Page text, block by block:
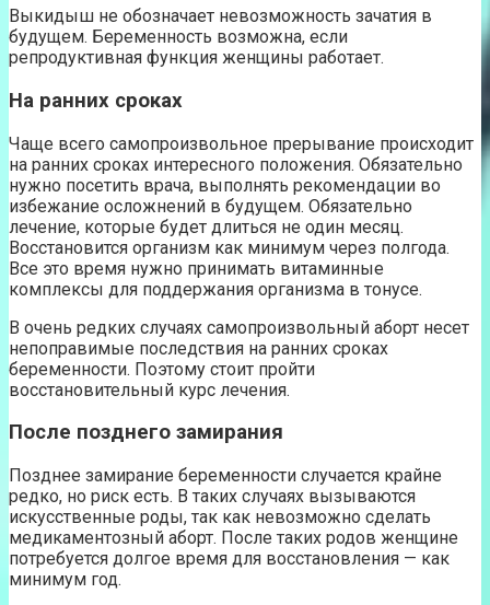
Выкидыш не обозначает невозможность зачатия в
будущем. Беременность возможна, если
репродуктивная функция женщины работает.
На ранних сроках
Чаще всего самопроизвольное прерывание происходит
на ранних сроках интересного положения. Обязательно
нужно посетить врача, выполнять рекомендации во
избежание осложнений в будущем. Обязательно
лечение, которые будет длиться не один месяц.
Восстановится организм как минимум через полгода.
Все это время нужно принимать витаминные
комплексы для поддержания организма в тонусе.
В очень редких случаях самопроизвольный аборт несет
непоправимые последствия на ранних сроках
беременности. Поэтому стоит пройти
восстановительный курс лечения.
После позднего замирания
Позднее замирание беременности случается крайне
редко, но риск есть. В таких случаях вызываются
искусственные роды, так как невозможно сделать
медикаментозный аборт. После таких родов женщине
потребуется долгое время для восстановления — как
минимум год.